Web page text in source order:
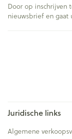
Door op inschrijven
nieuwsbrief en gaat
Juridische links
Algemene